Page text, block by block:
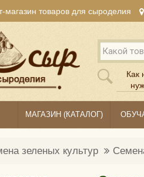
товаров для сыроделия
Как
МАГАЗИН (КАТАЛОГ)
зеленых культур